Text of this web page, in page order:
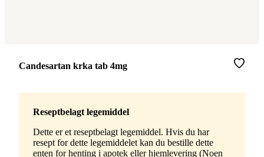
Merke:
Candesartan krka tab 4mg
Reseptbelagt legemiddel
Dette er et reseptbelagt legemiddel. Hvis du har
resept for dette legemiddelet kan du bestille dette
enten for henting i apotek eller hjemlevering (Noen